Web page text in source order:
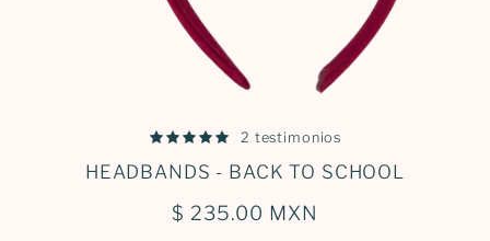
2 testimonios
HEADBANDS - BACK TO SCHOOL
$ 235.00 MXN